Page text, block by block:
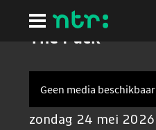
hoofdinhoud
The Pack
Geen media beschikbaar
zondag 24 mei 2026